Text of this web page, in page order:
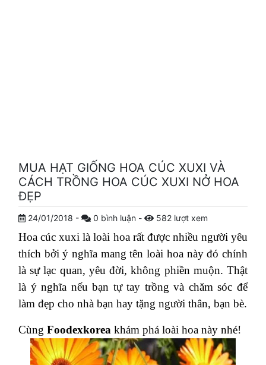
MUA HẠT GIỐNG HOA CÚC XUXI VÀ
CÁCH TRỒNG HOA CÚC XUXI NỞ HOA
ĐẸP
24/01/2018 - 0 bình luận - 582 lượt xem
Hoa cúc xuxi là loài hoa rất được nhiều người yêu
thích bởi ý nghĩa mang tên loài hoa này đó chính
là sự lạc quan, yêu đời, không phiền muộn. Thật
là ý nghĩa nếu bạn tự tay trồng và chăm sóc để
làm đẹp cho nhà bạn hay tặng người thân, bạn bè.
Cùng Foodexkorea khám phá loài hoa này nhé!